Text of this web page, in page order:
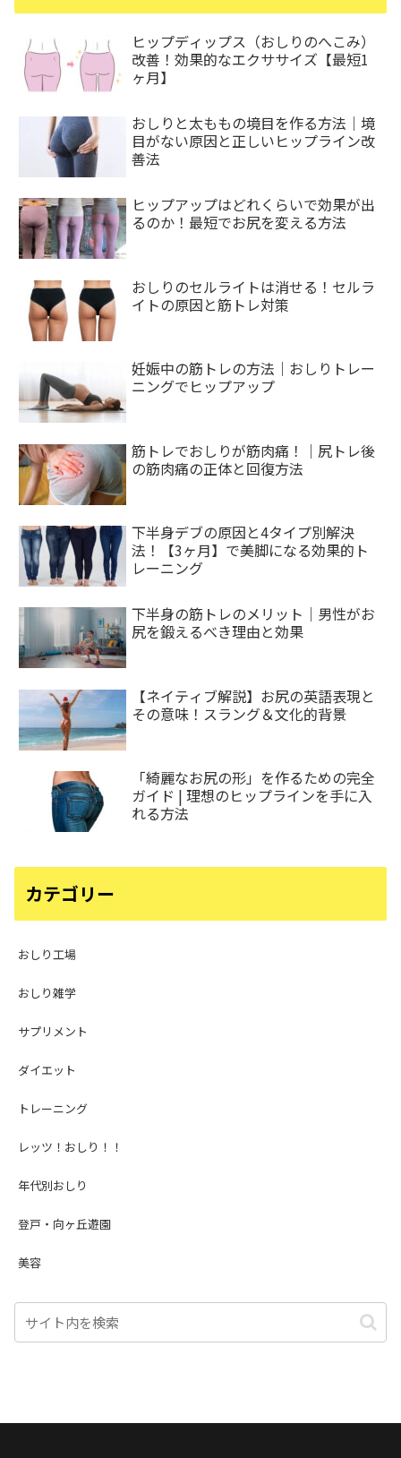
ヒップディップス（おしりのへこみ）
改善！効果的なエクササイズ【最短1
ヶ月】
おしりと太ももの境目を作る方法｜境
目がない原因と正しいヒップライン改
善法
ヒップアップはどれくらいで効果が出
るのか！最短でお尻を変える方法
おしりのセルライトは消せる！セルラ
イトの原因と筋トレ対策
妊娠中の筋トレの方法｜おしりトレー
ニングでヒップアップ
筋トレでおしりが筋肉痛！｜尻トレ後
の筋肉痛の正体と回復方法
下半身デブの原因と4タイプ別解決
法！【3ヶ月】で美脚になる効果的ト
レーニング
下半身の筋トレのメリット｜男性がお
尻を鍛えるべき理由と効果
【ネイティブ解説】お尻の英語表現と
その意味！スラング＆文化的背景
「綺麗なお尻の形」を作るための完全
ガイド | 理想のヒップラインを手に入
れる方法
カテゴリー
おしり工場
おしり雑学
サプリメント
ダイエット
トレーニング
レッツ！おしり！！
年代別おしり
登戸・向ヶ丘遊園
美容